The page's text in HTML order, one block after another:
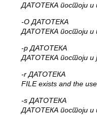
ДАТОТЕКА постоји и
-O ДАТОТЕКА
ДАТОТЕКА постоји и
-p ДАТОТЕКА
ДАТОТЕКА постоји и
-r ДАТОТЕКА
FILE exists and the
-s ДАТОТЕКА
ДАТОТЕКА постоји и